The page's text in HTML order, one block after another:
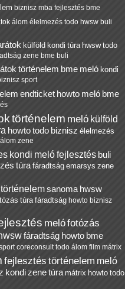
biznisz mba fejlesztés bme
álom élelmezés todo hwsw buli
külföld kondi túra hwsw todo
zene bme buli
történelem bme meló kondi
sport
endticket howto meló bme
történelem meló külföld
howtotodo biznisz élelmezés
álom zene
kondi melófejlesztés buli
túra fáradtság emarsys zene
történelemsanoma hwsw
túra fáradtság howto biznisz
melófotózás
fáradtság howto bme
coreconsult todo álom film mátrix
fejlesztés történelem meló
kondizenetúra mátrix howto todo